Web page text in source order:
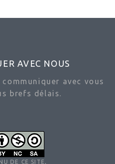
AVEC NOUS
avec vous
brefs délais.
DE CE SITE,